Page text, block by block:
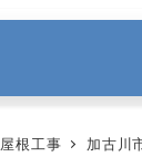
屋根工事
加古